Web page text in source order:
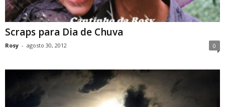
Scraps para Dia de Chuva
Rosy - agosto 30, 2012 0